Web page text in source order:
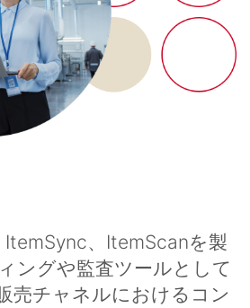
ItemSync、ItemScanを製
ングや監査ツールとして
売チャネルにおけるコン